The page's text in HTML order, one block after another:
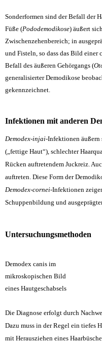
Sonderformen sind der Befall der
Füße (Pododemodikose) äußert
Zwischenzehenbereich; in
und Fisteln, so dass das Bild einer
Befall des äußeren Gehörgangs (
generalisierter Demodikose
gekennzeichnet.
Infektionen mit anderen
Demodex-injai-Infektionen
(„fettige Haut“), schlechter
Rücken auftretendem Juckreiz.
auftreten. Diese Form der
Demodex-cornei-Infektionen
Schuppenbildung und
Untersuchungsmethoden
Demodex canis im
mikroskopischen Bild
eines Hautgeschabsels
Die Diagnose erfolgt durch
Dazu muss in der Regel ein tiefes
mit Herausziehen eines